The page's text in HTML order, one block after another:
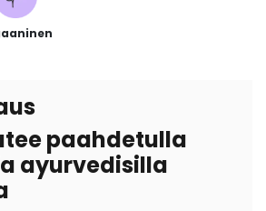
paahdetulla
ayurvedisilla